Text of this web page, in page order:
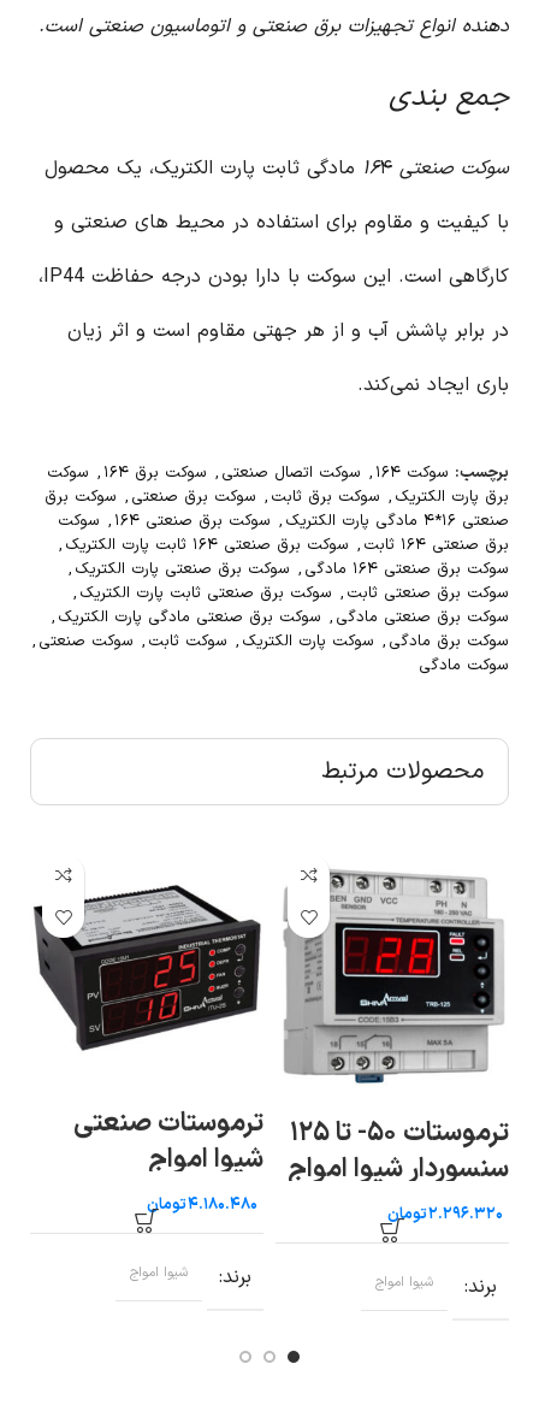
دهنده انواع تجهیزات برق صنعتی و اتوماسیون صنعتی است.
جمع بندی
سوکت صنعتی ۱۶
۴ مادگی ثابت پارت الکتریک، یک محصول
با کیفیت و مقاوم برای استفاده در محیط های صنعتی و
کارگاهی است. این سوکت با دارا بودن درجه حفاظت IP44،
در برابر پاشش آب و از هر جهتی مقاوم است و اثر زیان
باری ایجاد نمی‌کند.
برچسب: سوکت ۱۶۴ , سوکت اتصال صنعتی , سوکت برق ۱۶۴ , سوکت
برق پارت الکتریک , سوکت برق ثابت , سوکت برق صنعتی , سوکت برق
صنعتی ۱۶*۴ مادگی پارت الکتریک
, سوکت برق صنعتی ۱۶۴ , سوکت
برق صنعتی ۱۶۴ ثابت
, سوکت برق صنعتی ۱۶۴ ثابت پارت الکتریک
,
سوکت برق صنعتی ۱۶۴ مادگی
, سوکت برق صنعتی پارت الکتریک ,
سوکت برق صنعتی ثابت , سوکت برق صنعتی ثابت پارت الکتریک ,
سوکت برق صنعتی مادگی , سوکت برق صنعتی مادگی پارت الکتریک ,
سوکت برق مادگی , سوکت پارت الکتریک , سوکت ثابت , سوکت صنعتی ,
سوکت مادگی
محصولات مرتبط
ترموستات ۵۰- تا ۱۲۵
سنسوردار شیوا امواج
تومان
برند شیوا امواج
ترموستات صنعتی
شیوا امواج
تومان
برند شیوا امواج